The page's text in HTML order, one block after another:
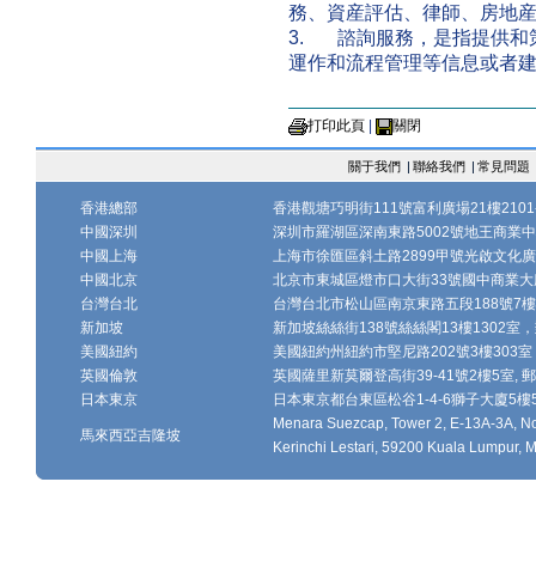
務、資産評估、律師、房地
3. 諮詢服務，是指提供和
運作和流程管理等信息或者
打印此頁 關閉
關于我們 | 聯絡我們 | 常見問題
香港總部
香港觀塘巧明街111號富利廣場21樓
中國深圳
深圳市羅湖區深南東路5002號地王商業
中國上海
上海市徐匯區斜土路2899甲號光啟文化
中國北京
北京市東城區燈市口大街33號國中商業
台灣台北
台灣台北市松山區南京東路五段188號7
新加坡
新加坡絲絲街138號絲絲閣13樓1302室
美國紐約
美國紐約州紐約市堅尼路202號3樓303
英國倫敦
英國薩里新莫爾登高街39-41號2樓5室,
日本東京
日本東京都台東區松谷1-4-6獅子大廈5
馬來西亞吉隆坡
Menara Suezcap, Tower 2, E-13A-3A,
Kerinchi Lestari, 59200 Kuala Lumpur,